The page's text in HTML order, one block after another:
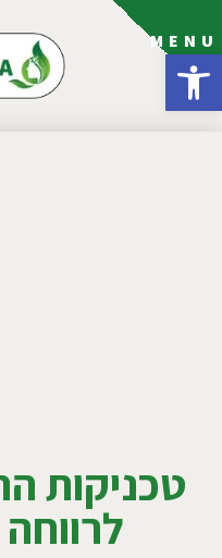
פתח סרגל נגישות
MENU
טכניקות